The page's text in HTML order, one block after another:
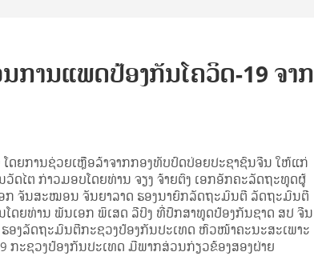
ການແພດປ້ອງກັນໂຄວິດ-19 ຈາກ
ຍການຊ່ວຍເຫຼືອລ້າຈາກກອງທັບປົດປ່ອຍປະຊາຊົນຈີນ ໃຫ້ແກ່
ໄຕ ກ່າວມອບໂດຍທ່ານ ຈຽງ ຈ້າຍຕົງ ເອກອັກຄະລັດຖະທູດຜູ້
ກ ຈັນສະໝອນ ຈັນຍາລາດ ຮອງນາຍົກລັດຖະມົນຕີ ລັດຖະມົນຕີ
ໂດຍທ່ານ ພັນເອກ ພິເສດ ລີປິງ ທີ່ປຶກສາທູດປ້ອງກັນຊາດ ສປ ຈີນ
ອງລັດຖະມົນຕີກະຊວງປ້ອງກັນປະເທດ ຫົວໜ້າຄະນະສະເພາະ
ກະຊວງປ້ອງກັນປະເທດ ມີພາກສ່ວນກ່ຽວຂ້ອງສອງຝ່າຍ